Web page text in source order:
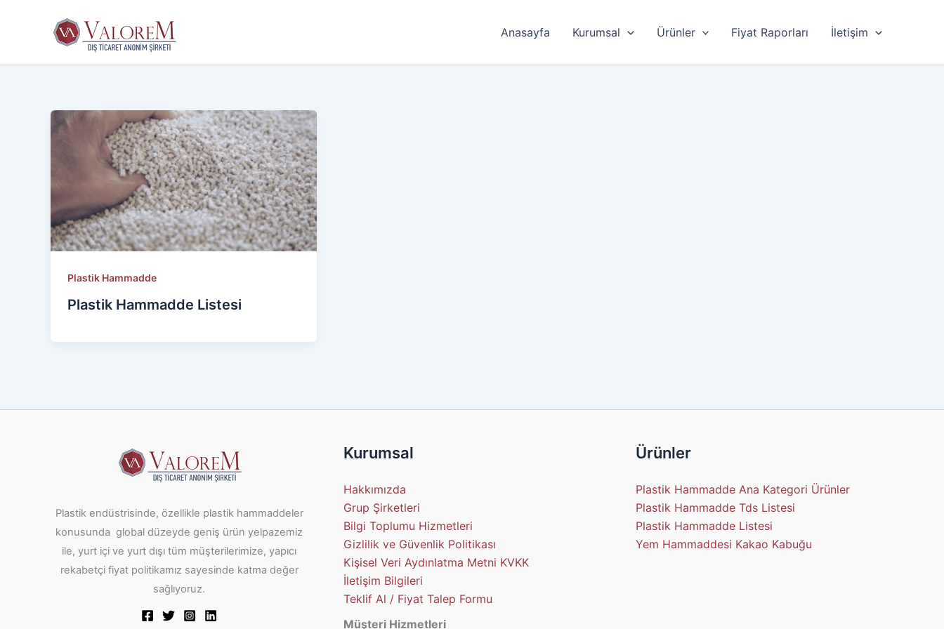
Anasayfa Kurumsal Ürünler Fiyat Raporları İletişim
Plastik Hammadde
Plastik Hammadde Listesi
Plastik endüstrisinde, özellikle plastik hammaddeler
konusunda global düzeyde geniş ürün yelpazemiz
ile, yurt içi ve yurt dışı tüm müşterilerimize, yapıcı
rekabetçi fiyat politikamız sayesinde katma değer
sağlıyoruz.
Kurumsal
Hakkımızda
Grup Şirketleri
Bilgi Toplumu Hizmetleri
Gizlilik ve Güvenlik Politikası
Kişisel Veri Aydınlatma Metni KVKK
İletişim Bilgileri
Teklif Al / Fiyat Talep Formu
Müşteri Hizmetleri
Ürünler
Plastik Hammadde Ana Kategori Ürünler
Plastik Hammadde Tds Listesi
Plastik Hammadde Listesi
Yem Hammaddesi Kakao Kabuğu